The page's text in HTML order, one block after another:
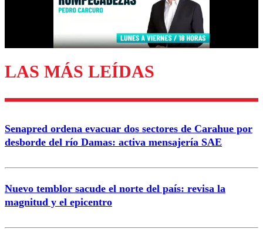
Enviar comentario
LAS MÁS LEÍDAS
Senapred ordena evacuar dos sectores de Carahue por
desborde del río Damas: activa mensajería SAE
Nuevo temblor sacude el norte del país: revisa la
magnitud y el epicentro